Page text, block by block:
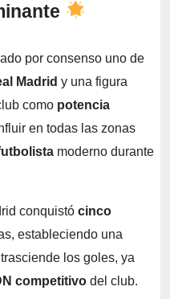
por consenso uno de
Madrid y una figura
como potencia
en todas las zonas
moderno durante
conquistó cinco
estableciendo una
los goles, ya
competitivo del club.